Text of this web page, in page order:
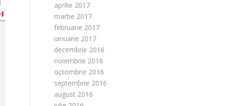
aprilie 2017
martie 2017
februarie 2017
ianuarie 2017
decembrie 2016
noiembrie 2016
octombrie 2016
septembrie 2016
august 2016